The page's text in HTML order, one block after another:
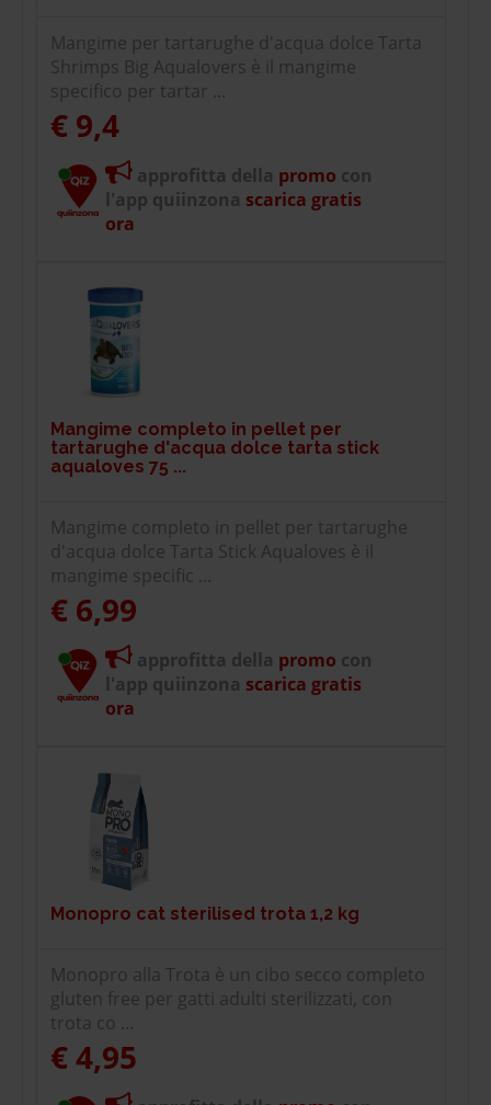
Mangime per tartarughe d'acqua dolce Tarta
Shrimps Big Aqualovers è il mangime
specifico per tartar ...
€ 9,4
approfitta della promo con
l'app quiinzona scarica gratis
ora
Mangime completo in pellet per
tartarughe d'acqua dolce tarta stick
aqualoves 75 ...
Mangime completo in pellet per tartarughe
d'acqua dolce Tarta Stick Aqualoves è il
mangime specific ...
€ 6,99
approfitta della promo con
l'app quiinzona scarica gratis
ora
Monopro cat sterilised trota 1,2 kg
Monopro alla Trota è un cibo secco completo
gluten free per gatti adulti sterilizzati, con
trota co ...
€ 4,95